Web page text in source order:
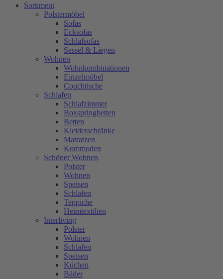
Sortiment
Polstermöbel
Sofas
Ecksofas
Schlafsofas
Sessel & Liegen
Wohnen
Wohnkombinationen
Einzelmöbel
Couchtische
Schlafen
Schlafzimmer
Boxspringbetten
Betten
Kleiderschränke
Matratzen
Kommoden
Schöner Wohnen
Polster
Wohnen
Speisen
Schlafen
Teppiche
Heimtextilien
Interliving
Polster
Wohnen
Schlafen
Speisen
Küchen
Bäder